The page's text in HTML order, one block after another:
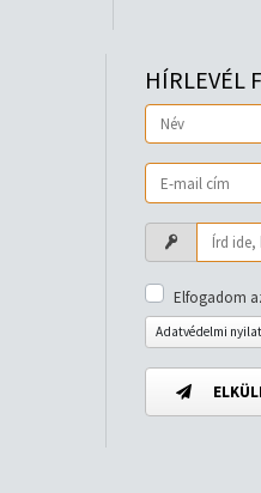
HÍRLEVÉL
Elfogadom
Adatvédelmi